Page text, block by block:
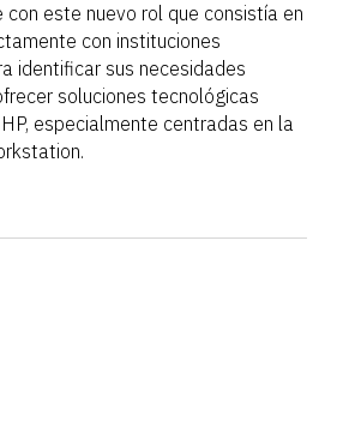
este nuevo rol que consistía en
con instituciones
identificar sus necesidades
soluciones tecnológicas
especialmente centradas en la